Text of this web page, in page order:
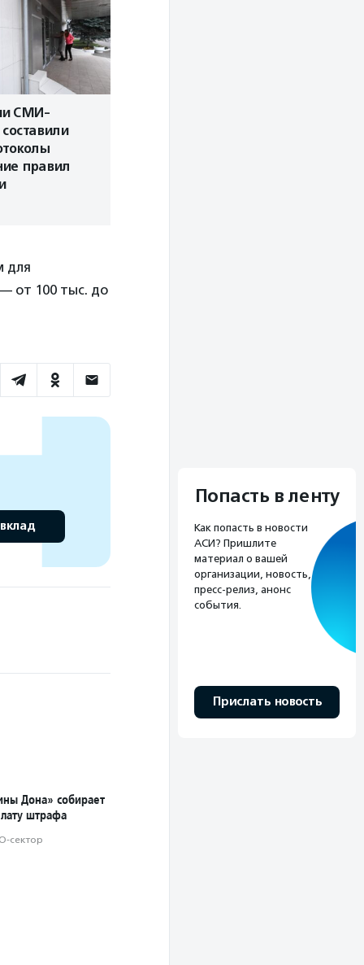
СМИ-
правил
для
от 100 тыс. до
Дона» собирает
штрафа
сектор
Попасть в ленту
Как попасть в новости
АСИ? Пришлите
материал о вашей
организации, новость,
пресс-релиз, анонс
события.
Прислать новость